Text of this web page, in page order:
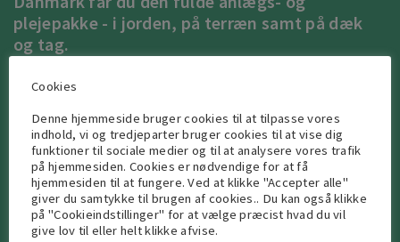
plejepakke - i jorden, på terræn samt på dæk
og tag.
På tværs af Danmark skaber, plejer og udvikler vi de byrum,
vision er at skabe et grønnere, mere artsrigt og klimarobust
Danmark.
idverde Danmark er moderselskab for Malmos A/S, idverde A/S,
Lauge Bonde ApS, ZinCo Danmark A/S, OKNygaard A/S og
Brolægger Kompagniet ApS. For at styrke synergierne på tværs af
Cookies
Denne hjemmeside bruger cookies til at tilpasse vores
indhold, vi og tredjeparter bruger cookies til at vise dig
funktioner til sociale medier og til at analysere vores trafik
på hjemmesiden. Cookies er nødvendige for at få
hjemmesiden til at fungere. Ved at klikke "Accepter alle"
giver du samtykke til brugen af cookies.. Du kan også klikke
på "Cookieindstillinger" for at vælge præcist hvad du vil
give lov til eller helt klikke afvise.